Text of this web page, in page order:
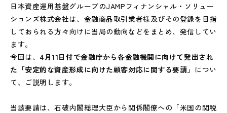
日本資産運用基盤グループのJAMPフィナンシャル・ソリュー
ションズ株式会社は、金融商品取引業者様及びその登録を目指
しておられる方々向けに当局の動向などをまとめ、発信してい
ます。
今回は、 4月11日付で金融庁から各金融機関に向けて発出され
た「安定的な資産形成に向けた顧客対応に関する要請」 につい
て、ご説明します。
当該要請は、石破内閣総理大臣から関係閣僚への「米国の関税